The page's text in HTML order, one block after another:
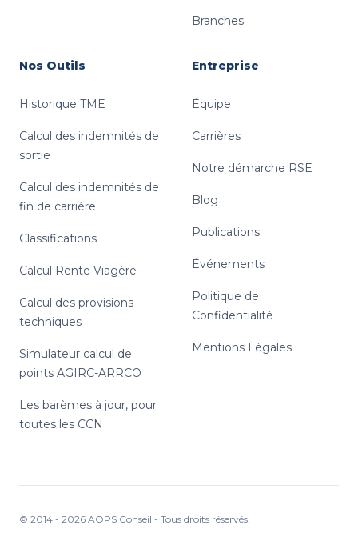
Branches
Nos Outils
Historique TME
Calcul des indemnités de
sortie
Calcul des indemnités de
fin de carrière
Classifications
Calcul Rente Viagère
Calcul des provisions
techniques
Simulateur calcul de
points AGIRC-ARRCO
Les barèmes à jour, pour
toutes les CCN
Entreprise
Équipe
Carrières
Notre démarche RSE
Blog
Publications
Événements
Politique de
Confidentialité
Mentions Légales
© 2014 - 2026 AOPS Conseil - Tous droits réservés.